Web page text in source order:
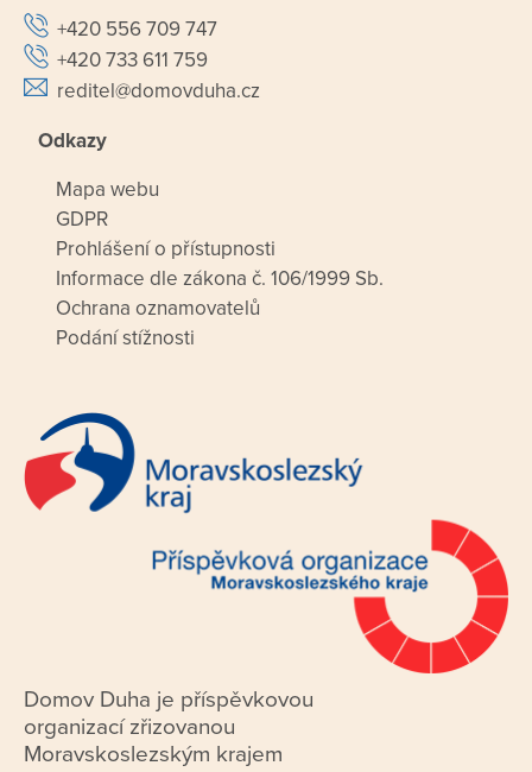
+420 556 709 747
+420 733 611 759
reditel@domovduha.cz
Odkazy
Mapa webu
GDPR
Prohlášení o přístupnosti
Informace dle zákona č. 106/1999 Sb.
Ochrana oznamovatelů
Podání stížnosti
Domov Duha je příspěvkovou
organizací zřizovanou
Moravskoslezským krajem